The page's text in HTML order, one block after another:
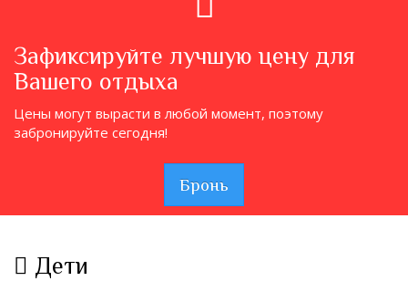
Зафиксируйте лучшую цену для
Вашего отдыха
Цены могут вырасти в любой момент, поэтому
забронируйте сегодня!
Бронь
Дети